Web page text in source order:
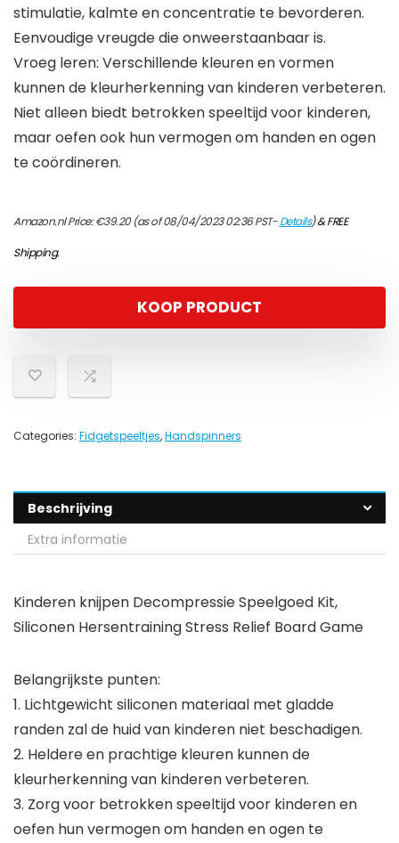
stimulatie, kalmte en concentratie te bevorderen.
Eenvoudige vreugde die onweerstaanbaar is.
Vroeg leren: Verschillende kleuren en vormen
kunnen de kleurherkenning van kinderen verbeteren.
Niet alleen biedt betrokken speeltijd voor kinderen,
maar oefen ook hun vermogen om handen en ogen
te coördineren.
Amazon.nl Price:€39.20(as of 08/04/2023 02:36 PST-Details)&FREE
Shipping.
KOOP PRODUCT
Categories: Fidgetspeeltjes,Handspinners
Beschrijving
Extra informatie
Kinderen knijpen Decompressie Speelgoed Kit,
Siliconen Hersentraining Stress Relief Board Game
Belangrijkste punten:
1. Lichtgewicht siliconen materiaal met gladde
randen zal de huid van kinderen niet beschadigen.
2. Heldere en prachtige kleuren kunnen de
kleurherkenning van kinderen verbeteren.
3. Zorg voor betrokken speeltijd voor kinderen en
oefen hun vermogen om handen en ogen te